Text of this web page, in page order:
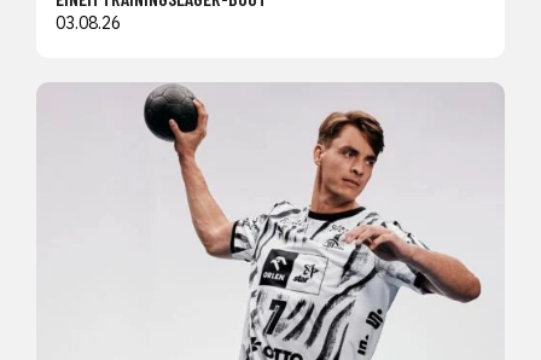
03.08.26